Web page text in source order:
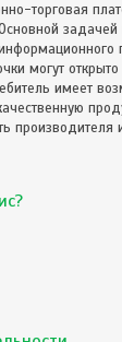
торговая
могут
имеет
производителя